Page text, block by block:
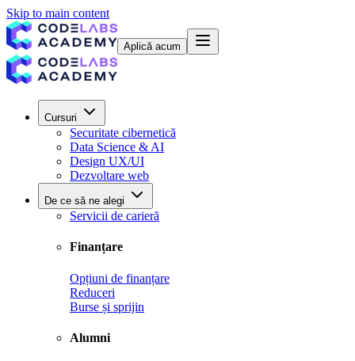
Skip to main content
Aplică acum
Cursuri
Securitate cibernetică
Data Science & AI
Design UX/UI
Dezvoltare web
De ce să ne alegi
Servicii de carieră
Finanțare
Opțiuni de finanțare
Reduceri
Burse și sprijin
Alumni